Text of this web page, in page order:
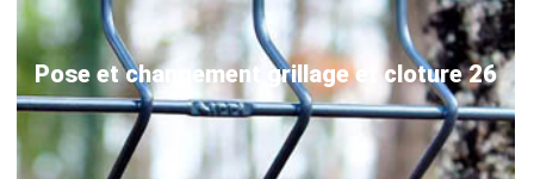
Pose et changement grillage et cloture 26